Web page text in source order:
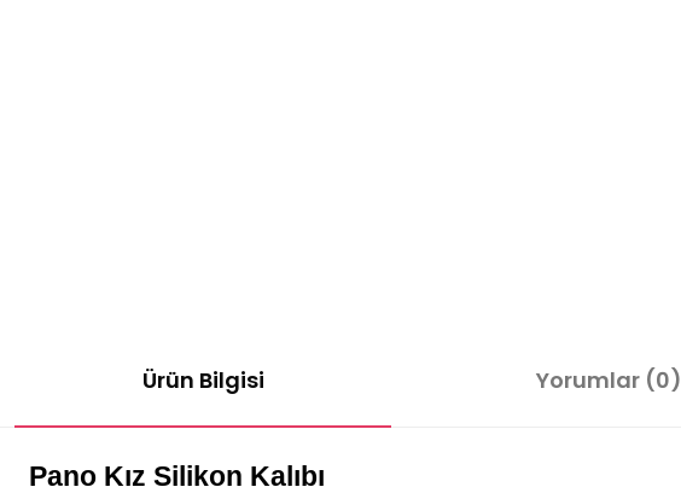
Ürün Bilgisi Yorumlar (0)
Pano Kız Silikon Kalıbı